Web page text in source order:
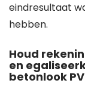
eindresultaat
hebben.
Houd
en
betonlook